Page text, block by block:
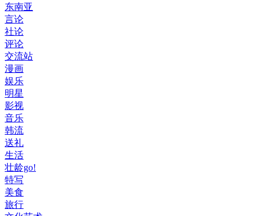
东南亚
言论
社论
评论
交流站
漫画
娱乐
明星
影视
音乐
韩流
送礼
生活
壮龄go!
特写
美食
旅行